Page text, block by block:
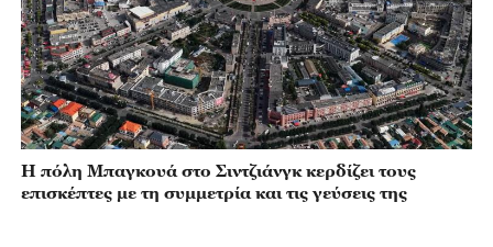
Η πόλη Μπαγκουά στο Σιντζιάνγκ κερδίζει τους
επισκέπτες με τη συμμετρία και τις γεύσεις της